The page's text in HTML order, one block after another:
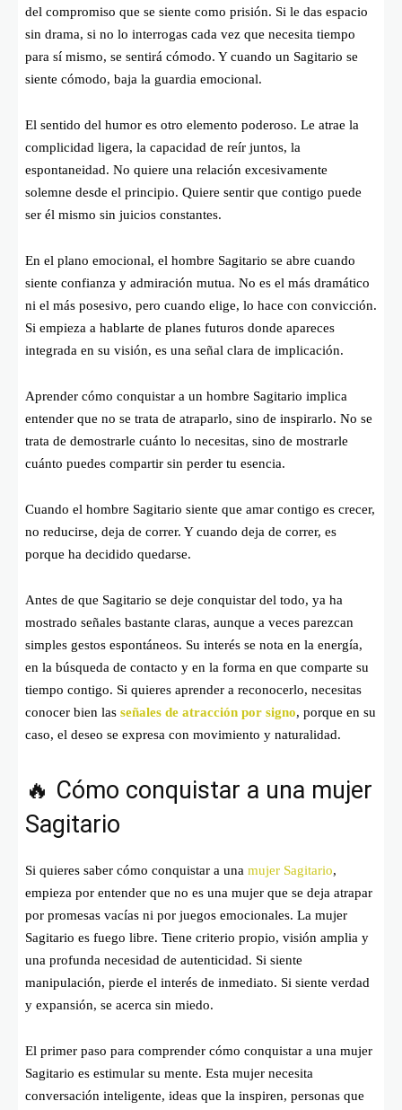
del compromiso que se siente como prisión. Si le das espacio
sin drama, si no lo interrogas cada vez que necesita tiempo
para sí mismo, se sentirá cómodo. Y cuando un Sagitario se
siente cómodo, baja la guardia emocional.
El sentido del humor es otro elemento poderoso. Le atrae la
complicidad ligera, la capacidad de reír juntos, la
espontaneidad. No quiere una relación excesivamente
solemne desde el principio. Quiere sentir que contigo puede
ser él mismo sin juicios constantes.
En el plano emocional, el hombre Sagitario se abre cuando
siente confianza y admiración mutua. No es el más dramático
ni el más posesivo, pero cuando elige, lo hace con convicción.
Si empieza a hablarte de planes futuros donde apareces
integrada en su visión, es una señal clara de implicación.
Aprender cómo conquistar a un hombre Sagitario implica
entender que no se trata de atraparlo, sino de inspirarlo. No se
trata de demostrarle cuánto lo necesitas, sino de mostrarle
cuánto puedes compartir sin perder tu esencia.
Cuando el hombre Sagitario siente que amar contigo es crecer,
no reducirse, deja de correr. Y cuando deja de correr, es
porque ha decidido quedarse.
Antes de que Sagitario se deje conquistar del todo, ya ha
mostrado señales bastante claras, aunque a veces parezcan
simples gestos espontáneos. Su interés se nota en la energía,
en la búsqueda de contacto y en la forma en que comparte su
tiempo contigo. Si quieres aprender a reconocerlo, necesitas
conocer bien las señales de atracción por signo, porque en su
caso, el deseo se expresa con movimiento y naturalidad.
🔥 Cómo conquistar a una mujer
Sagitario
Si quieres saber cómo conquistar a una mujer Sagitario,
empieza por entender que no es una mujer que se deja atrapar
por promesas vacías ni por juegos emocionales. La mujer
Sagitario es fuego libre. Tiene criterio propio, visión amplia y
una profunda necesidad de autenticidad. Si siente
manipulación, pierde el interés de inmediato. Si siente verdad
y expansión, se acerca sin miedo.
El primer paso para comprender cómo conquistar a una mujer
Sagitario es estimular su mente. Esta mujer necesita
conversación inteligente, ideas que la inspiren, personas que